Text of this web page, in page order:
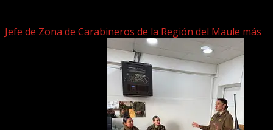
Jefe de Zona de Carabineros de la Región del Maule más